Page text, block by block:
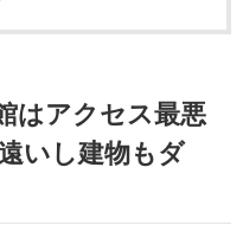
はアクセス最悪
いし建物もダ